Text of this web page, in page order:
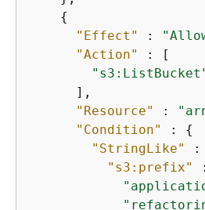
{
"Effect"
:
"Action"
: [
      ],
"Resource"
:
"Condition"
: {
"StringLike"
:
"s3:prefix"